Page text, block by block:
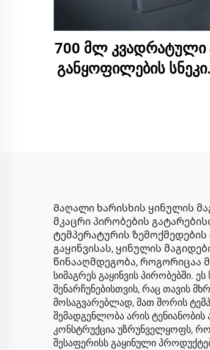
700 მლ კვადრატული
განყოფილების
Მაღალი ხარისხის ყინულის
მკაცრი პირობების
ტემპერატურის
გაყინვისას, ყინულის
წინააღმდეგობა, როგორიცაა
სიმაგრეს გაყინვის
შენარჩუნებისთვის, რაც თავის
მოსაგვარებლად, მათ შორის
შემადგენლობა არის
კონსტრუქცია უზრუნველყოფს,
შესაფერისს გაყინული